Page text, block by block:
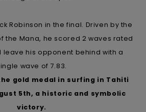
Kontaktformular.
FAQ
Robinson in the final. Driven by the
the Mana, he scored 2 waves rated
leave his opponent behind with a
wave of 7.83.
gold medal in surfing in Tahiti
5th, a historic and symbolic
victory.